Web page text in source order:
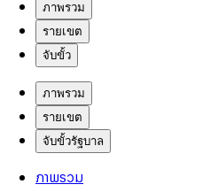
ภาพรวม
รายเขต
จับขั้ว
ภาพรวม
รายเขต
จับขั้วรัฐบาล
ภาพรวม